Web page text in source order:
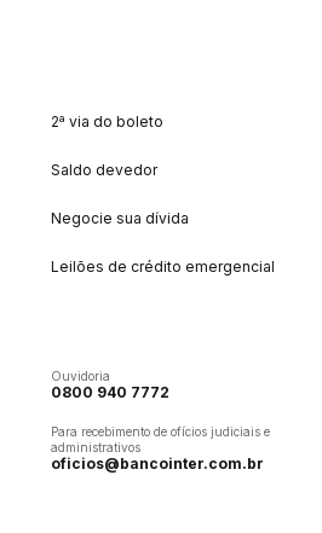
2ª via do boleto
Saldo devedor
Negocie sua dívida
Leilões de crédito emergencial
Ouvidoria
0800 940 7772
Para recebimento de ofícios judiciais e
administrativos
oficios@bancointer.com.br